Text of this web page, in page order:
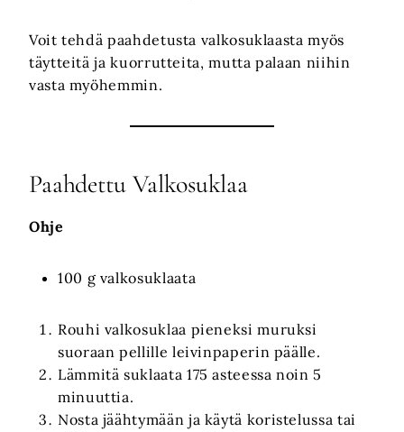
Voit tehdä paahdetusta valkosuklaasta myös
täytteitä ja kuorrutteita, mutta palaan niihin
vasta myöhemmin.
Paahdettu Valkosuklaa
Ohje
100 g valkosuklaata
Rouhi valkosuklaa pieneksi muruksi
suoraan pellille leivinpaperin päälle.
Lämmitä suklaata 175 asteessa noin 5
minuuttia.
Nosta jäähtymään ja käytä koristelussa tai